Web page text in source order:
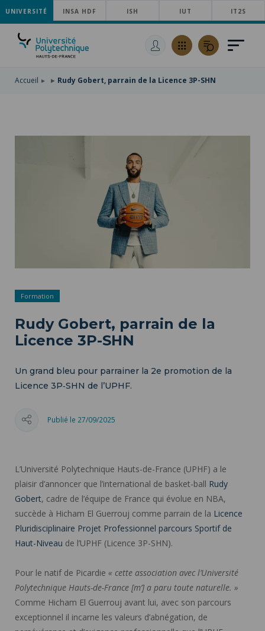
ACCÉDER
AU
MENU
PRINCIPAL
ALLER
AU
CONTENU
ACCÉDER
RECHERCHE
UNIVERSITÉ INSA HDF ISH IUT IT2S
Accueil Rudy Gobert, parrain de la Licence 3P-SHN
Formation
Rudy Gobert, parrain de la
Licence 3P-SHN
Un grand bleu pour parrainer la 2e promotion de la
Licence 3P‐SHN de l’UPHF.
Publié le 27/09/2025
L’Université Polytechnique Hauts-de-France (UPHF) a le
plaisir d’annoncer que l’international de basket-ball Rudy
Gobert, cadre de l’équipe de France qui évolue en NBA,
succède à Hicham El Guerrouj comme parrain de la Licence
Pluridisciplinaire Projet Professionnel parcours Sportif de
Haut-Niveau de l’UPHF (Licence 3P-SHN).
Pour le natif de Picardie « cette association avec l’Université
Polytechnique Hauts-de-France [m’] a paru toute naturelle. »
Comme Hicham El Guerrouj avant lui, avec son parcours
exceptionnel il incarne les valeurs d’abnégation, de